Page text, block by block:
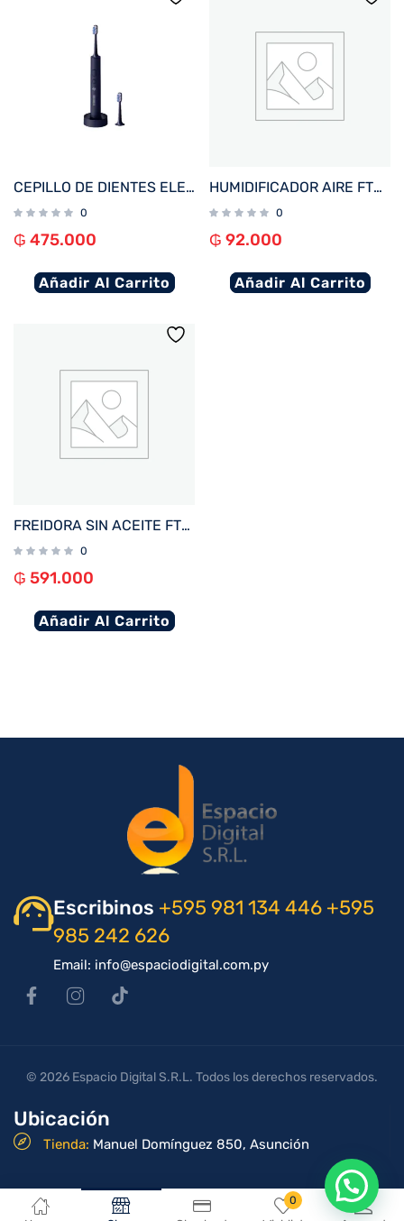
0
CEPILLO DE DIENTES ELECTRICO XIAOMI TOOTHBRUSH T700 IPX7 BHR5575GL AZUL OSCURO
0
₲ 475.000
Añadir Al Carrito
HUMIDIFICADOR AIRE FTX 2.8L 3 VELOCIDADES CON LUZ LED 220V BLANCO HM2-28
0
₲ 92.000
Añadir Al Carrito
FREIDORA SIN ACEITE FTX AF2-08V1 ELITE 8L 1800W 220V NEG%2FACERO INOX DIGITAL
0
₲ 591.000
Añadir Al Carrito
Escribinos +595 981 134 446 +595
985 242 626
Email: info@espaciodigital.com.py
Ubicación
Tienda: Manuel Domínguez 850, Asunción
© 2026 Espacio Digital S.R.L. Todos los derechos reservados.